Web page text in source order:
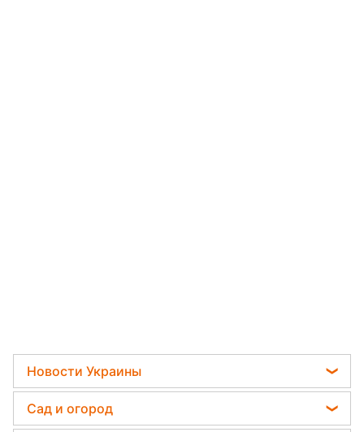
Новости Украины
Пенсии в Украине
Сад и огород